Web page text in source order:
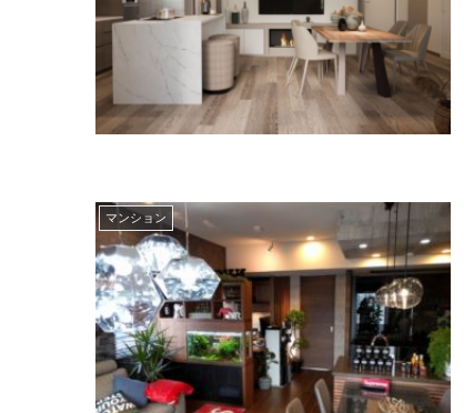
マンション